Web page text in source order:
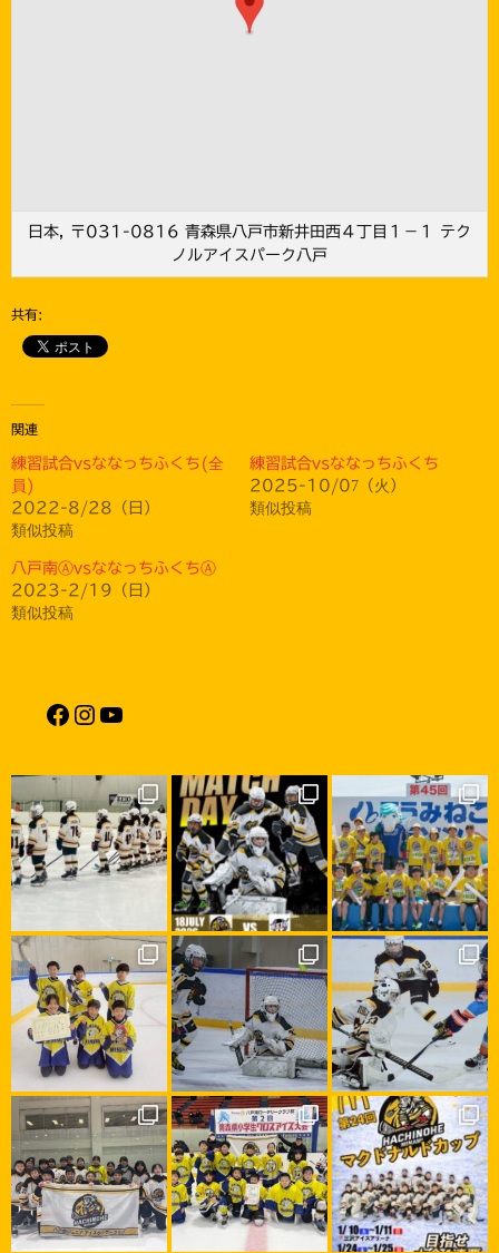
日本, 〒031-0816 青森県八戸市新井田西４丁目１−１ テク
ノルアイスパーク八戸
共有:
関連
練習試合vsななっちふくち(全
員)
2022-8/28（日）
類似投稿
練習試合vsななっちふくち
2025-10/07（火）
類似投稿
八戸南ⒶvsななっちふくちⒶ
2023-2/19（日）
類似投稿
Facebook
Instagram
YouTube